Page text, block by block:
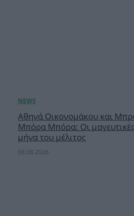
Αθηνά Οικονομάκου και
Μπόρα Μπόρα: Οι
μήνα του μέλιτος
08.08.2026